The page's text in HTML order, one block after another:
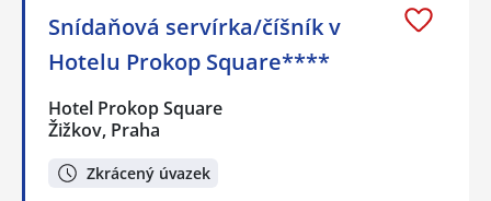
Snídaňová servírka/číšník v
Hotelu Prokop Square****
Hotel Prokop Square
Žižkov, Praha
Zkrácený úvazek